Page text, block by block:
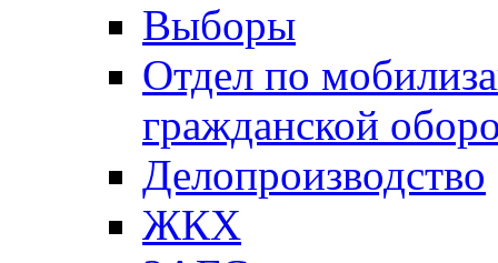
Выборы
Отдел по
гражданской
Делопроизводство
ЖКХ